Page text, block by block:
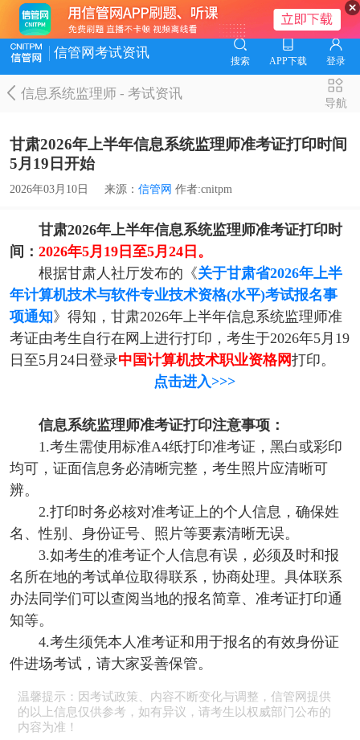
信管网考试资讯
搜索 APP下载 登录
信息系统监理师-考试资讯
导航
甘肃2026年上半年信息系统监理师准考证打印时间
5月19日开始
2026年03月10日 来源： 信管网 作者:cnitpm
甘肃2026年上半年信息系统监理师准考证打印时
间： 2026年5月19日至5月24日。
根据甘肃人社厅发布的《关于甘肃省2026年上半
年计算机技术与软件专业技术资格(水平)考试报名事
项通知》得知，甘肃2026年上半年信息系统监理师准
考证由考生自行在网上进行打印，考生于2026年5月19
日至5月24日登录中国计算机技术职业资格网打印。
点击进入>>>
信息系统监理师准考证打印注意事项：
1.考生需使用标准A4纸打印准考证，黑白或彩印
均可，证面信息务必清晰完整，考生照片应清晰可
辨。
2.打印时务必核对准考证上的个人信息，确保姓
名、性别、身份证号、照片等要素清晰无误。
3.如考生的准考证个人信息有误，必须及时和报
名所在地的考试单位取得联系，协商处理。具体联系
办法同学们可以查阅当地的报名简章、准考证打印通
知等。
4.考生须凭本人准考证和用于报名的有效身份证
件进场考试，请大家妥善保管。
温馨提示：因考试政策、内容不断变化与调整，信管网提供
的以上信息仅供参考，如有异议，请考生以权威部门公布的
内容为准！